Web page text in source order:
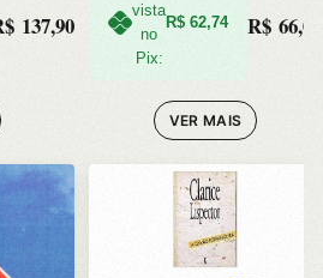
137,90
vista
no
Pix:
R$ 62,74 R$ 66,04
VER MAIS